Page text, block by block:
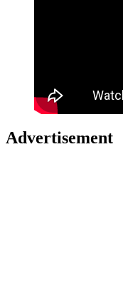
Advertisement